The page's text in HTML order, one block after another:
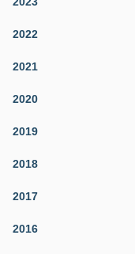
2022
2021
2020
2019
2018
2017
2016